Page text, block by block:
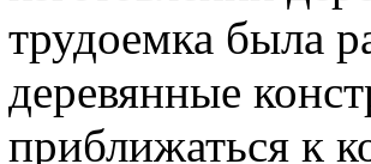
трудоемка была
деревянные
приближаться к